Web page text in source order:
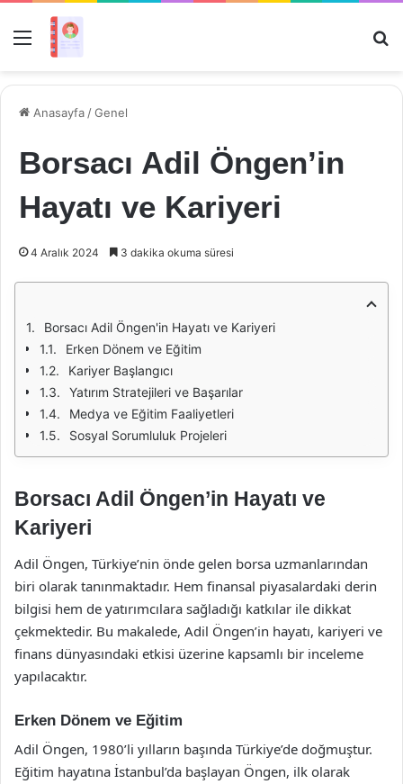
Menü
Anasayfa /Genel
Borsacı Adil Öngen’in
Hayatı ve Kariyeri
4 Aralık 2024 3 dakika okuma süresi
Borsacı Adil Öngen'in Hayatı ve Kariyeri
Erken Dönem ve Eğitim
Kariyer Başlangıcı
Yatırım Stratejileri ve Başarılar
Medya ve Eğitim Faaliyetleri
Sosyal Sorumluluk Projeleri
Borsacı Adil Öngen’in Hayatı ve
Kariyeri
Adil Öngen, Türkiye’nin önde gelen borsa uzmanlarından
biri olarak tanınmaktadır. Hem finansal piyasalardaki derin
bilgisi hem de yatırımcılara sağladığı katkılar ile dikkat
çekmektedir. Bu makalede, Adil Öngen’in hayatı, kariyeri ve
finans dünyasındaki etkisi üzerine kapsamlı bir inceleme
yapılacaktır.
Erken Dönem ve Eğitim
Adil Öngen, 1980’li yılların başında Türkiye’de doğmuştur.
Eğitim hayatına İstanbul’da başlayan Öngen, ilk olarak